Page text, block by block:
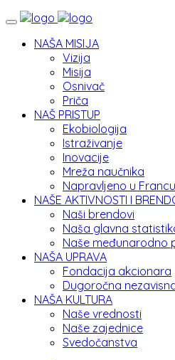
NAŠA MISIJA
Vizija
Misija
Osnivač
Priča
NAŠ PRISTUP
Ekobiologija
Istraživanje
Inovacije
Mreža naučnika
Napravljeno u
NAŠE AKTIVNOSTI I
Naši brendovi
Naša glavna
Naše međunarodno
NAŠA UPRAVA
Fondacija akcionara
Dugoročna
NAŠA KULTURA
Naše vrednosti
Naše zajednice
Svedočanstva